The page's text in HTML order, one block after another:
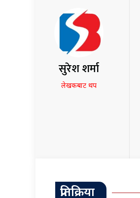
सुरेश शर्मा
लेखकबाट थप
प्रतिक्रिया